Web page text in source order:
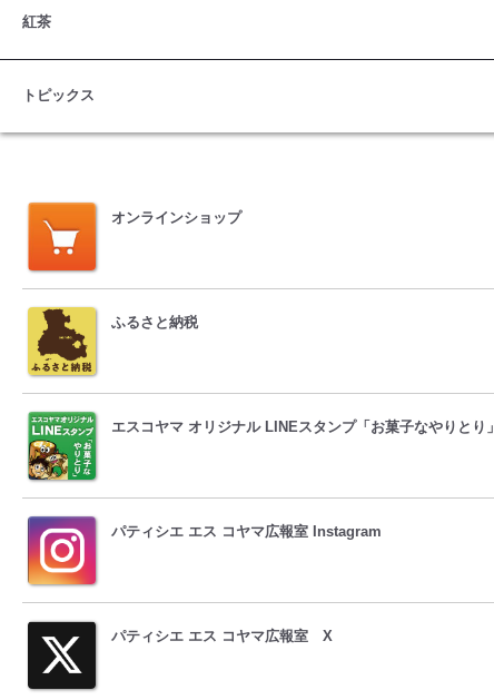
紅茶
トピックス
オンラインショップ
ふるさと納税
エスコヤマ オリジナル LINEスタンプ「お菓子なやりとり」
パティシエ エス コヤマ広報室 Instagram
パティシエ エス コヤマ広報室 X